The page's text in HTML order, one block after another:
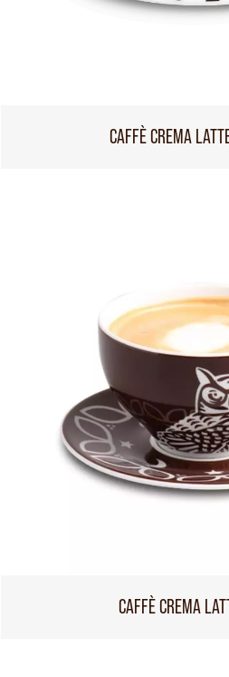
CAFFÈ CREMA
CAFFÈ CREMA